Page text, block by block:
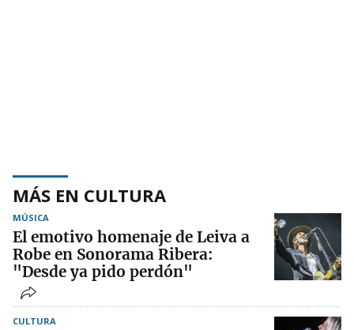
MÁS EN CULTURA
MÚSICA
El emotivo homenaje de Leiva a
Robe en Sonorama Ribera:
"Desde ya pido perdón"
CULTURA